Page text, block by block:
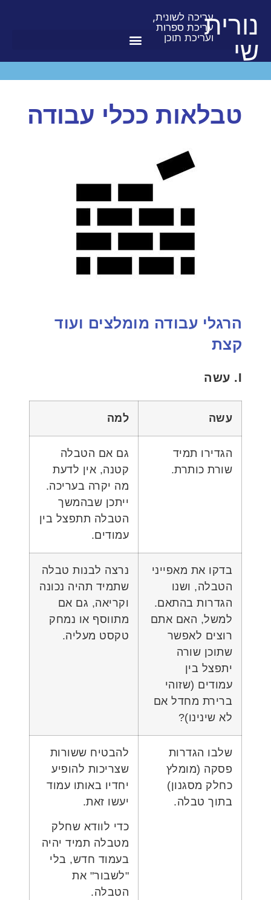
נורית
שי
עריכה לשונית,
עריכת ספרות
ועריכת תוכן
טבלאות ככלי עבודה
הרגלי עבודה מומלצים ועוד
קצת
I. עשה
עשה למה
הגדירו תמיד
שורת כותרת.
גם אם הטבלה
קטנה, אין לדעת
מה יקרה בעריכה.
ייתכן שבהמשך
הטבלה תתפצל בין
עמודים.
בדקו את מאפייני
הטבלה, ושנו
הגדרות בהתאם.
למשל, האם אתם
רוצים לאפשר
שתוכן שורה
יתפצל בין
עמודים (שזוהי
ברירת מחדל אם
לא שינינו)?
נרצה לבנות טבלה
שתמיד תהיה נכונה
וקריאה, גם אם
מתווסף או נמחק
טקסט מעליה.
שלבו הגדרות
פסקה (מומלץ
כחלק מסגנון)
בתוך טבלה.
להבטיח ששורות
שצריכות להופיע
יחדיו באותו עמוד
יעשו זאת.
כדי לוודא שחלק
מטבלה תמיד יהיה
בעמוד חדש, בלי
"לשבור" את
הטבלה.